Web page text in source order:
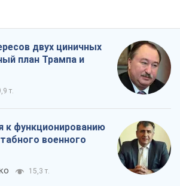
двух циничных
план Трампа и
т.
к функционированию
военного
15,3 т.